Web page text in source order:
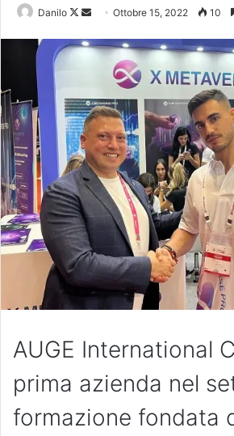
Danilo Ottobre 15, 2022 10
AUGE International
prima azienda nel
formazione fondata